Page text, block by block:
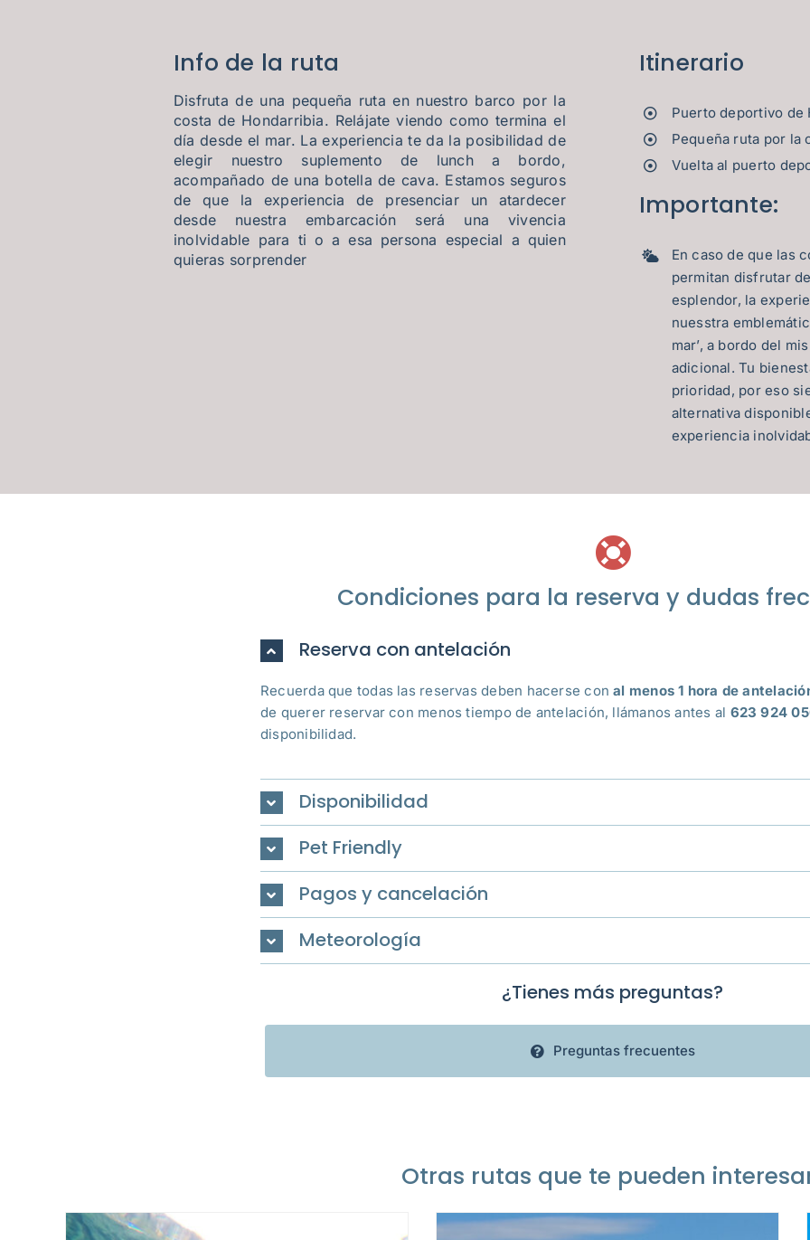
Info de la ruta
Disfruta de una pequeña ruta en nuestro barco por la
costa de Hondarribia. Relájate viendo como termina el
día desde el mar. La experiencia te da la posibilidad de
elegir nuestro suplemento de lunch a bordo,
acompañado de una botella de cava. Estamos seguros
de que la experiencia de presenciar un atardecer
desde nuestra embarcación será una vivencia
inolvidable para ti o a esa persona especial a quien
quieras sorprender
Itinerario
Puerto deportivo de
Pequeña ruta por la
Vuelta al puerto
Importante:
En caso de que las
permitan disfrutar
esplendor, la
nuesstra
mar’, a bordo del
adicional. Tu
prioridad, por eso
alternativa
experiencia
Condiciones para la reserva y dudas
Reserva con antelación
Recuerda que todas las reservas deben hacerse conal menos 1 hora de
de querer reservar con menos tiempo de antelación, llámanos antes al 623 924
disponibilidad.
Disponibilidad
Pet Friendly
Pagos y cancelación
Meteorología
¿Tienes más preguntas?
Preguntas frecuentes
Otras rutas que te pueden